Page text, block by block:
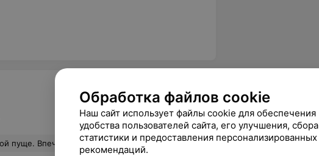
в эту стоимость еще входит ,большой и сытный завтрак. Отдых оказался очень разнообразный и веселый. Много нового и интересного узнали с обзорной экскурсии по пуще. Дедушка Мороз порадовал своим остроумием и мудростью, а блины у него в кафе просто: «пальчики оближешь!». В общем, всё очень понравилось, обязательно приедем ещё!!! Еще
Обработка файлов cookie
Наш сайт использует файлы cookie для обеспечения
удобства пользователей сайта, его улучшения, сбора
статистики и предоставления персонализированных
рекомендаций.